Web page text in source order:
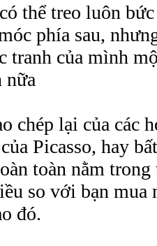
thể treo luôn
phía sau,
tranh của mình
nữa
chép lại của các
Picasso, hay
toàn nằm
so với bạn mua
đó.